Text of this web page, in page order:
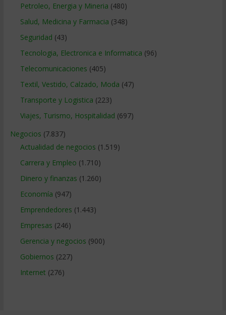
Petroleo, Energia y Mineria (480)
Salud, Medicina y Farmacia (348)
Seguridad (43)
Tecnologia, Electronica e Informatica (96)
Telecomunicaciones (405)
Textil, Vestido, Calzado, Moda (47)
Transporte y Logistica (223)
Viajes, Turismo, Hospitalidad (697)
Negocios (7.837)
Actualidad de negocios (1.519)
Carrera y Empleo (1.710)
Dinero y finanzas (1.260)
Economía (947)
Emprendedores (1.443)
Empresas (246)
Gerencia y negocios (900)
Gobiernos (227)
Internet (276)